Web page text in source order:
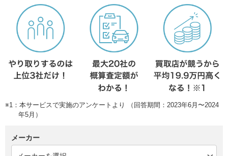
※1：本サービスで実施のアンケートより （回答期間：2023年6月〜2024
年5月）
メーカー